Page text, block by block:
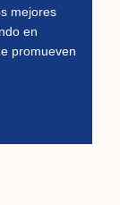
mejores
en
promueven